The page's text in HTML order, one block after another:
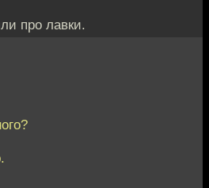
про лавки.